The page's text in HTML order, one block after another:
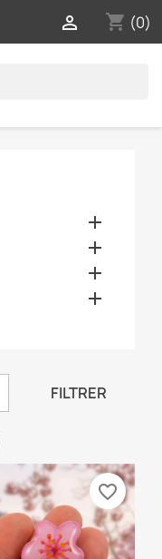
shopping_cart (0)





FILTRER
favorite_border